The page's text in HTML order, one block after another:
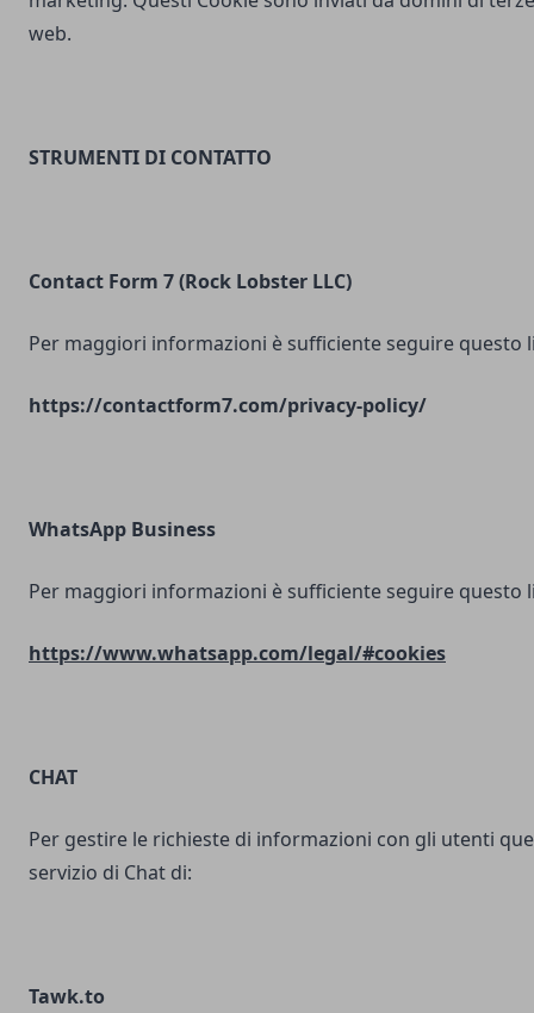
web.
STRUMENTI DI CONTATTO
Contact Form 7 (Rock Lobster LLC)
Per maggiori informazioni è sufficiente seguire questo
https://contactform7.com/privacy-policy/
WhatsApp Business
Per maggiori informazioni è sufficiente seguire questo
https://www.whatsapp.com/legal/#cookies
CHAT
Per gestire le richieste di informazioni con gli utenti
servizio di Chat di:
Tawk.to